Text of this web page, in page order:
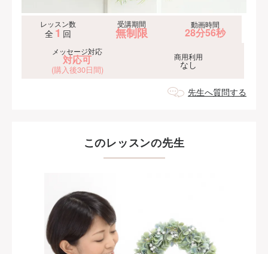
レッスン数
全 1 回
受講期間
無制限
動画時間
28分56秒
メッセージ対応
対応可
(購入後30日間)
商用利用
なし
先生へ質問する
このレッスンの先生